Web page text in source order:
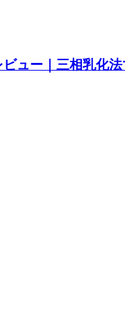
ュー｜三相乳化